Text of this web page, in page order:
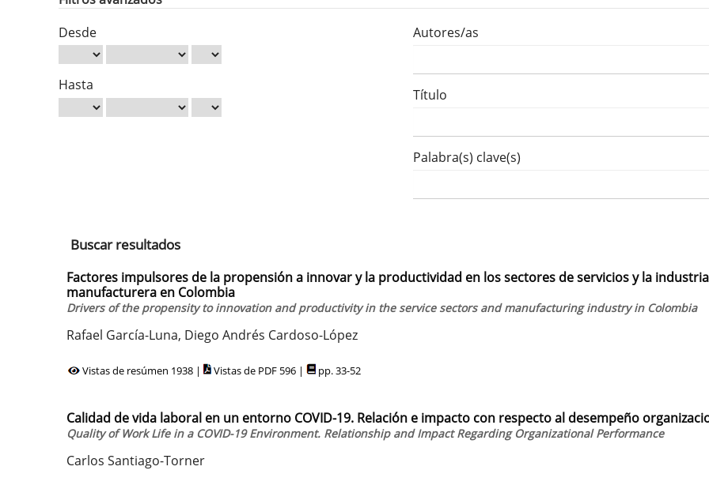
Desde
Hasta
Autores/as
Título
Palabra(s) clave(s)
Buscar resultados
Factores impulsores de la propensión a innovar y la productividad en los sectores de servicios y la industria
manufacturera en Colombia
Drivers of the propensity to innovation and productivity in the service sectors and manufacturing industry in Colombia
Rafael García-Luna, Diego Andrés Cardoso-López
Vistas de resúmen 1938 | Vistas de PDF 596 | pp. 33-52
Calidad de vida laboral en un entorno COVID-19. Relación e impacto con respecto al desempeño
Quality of Work Life in a COVID-19 Environment. Relationship and Impact Regarding Organizational Performance
Carlos Santiago-Torner